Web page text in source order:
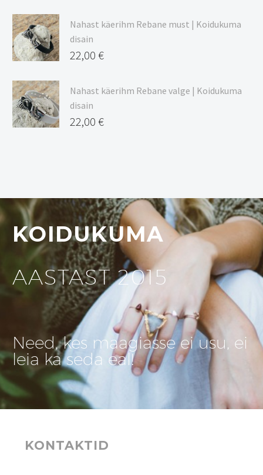
Nahast käerihm Rebane must | Koidukuma
disain
22,00 €
Nahast käerihm Rebane valge | Koidukuma
disain
22,00 €
KOIDUKUMA
AASTAST 2015
Need, kes maagiasse ei usu, ei
leia ka seda eal!
KONTAKTID